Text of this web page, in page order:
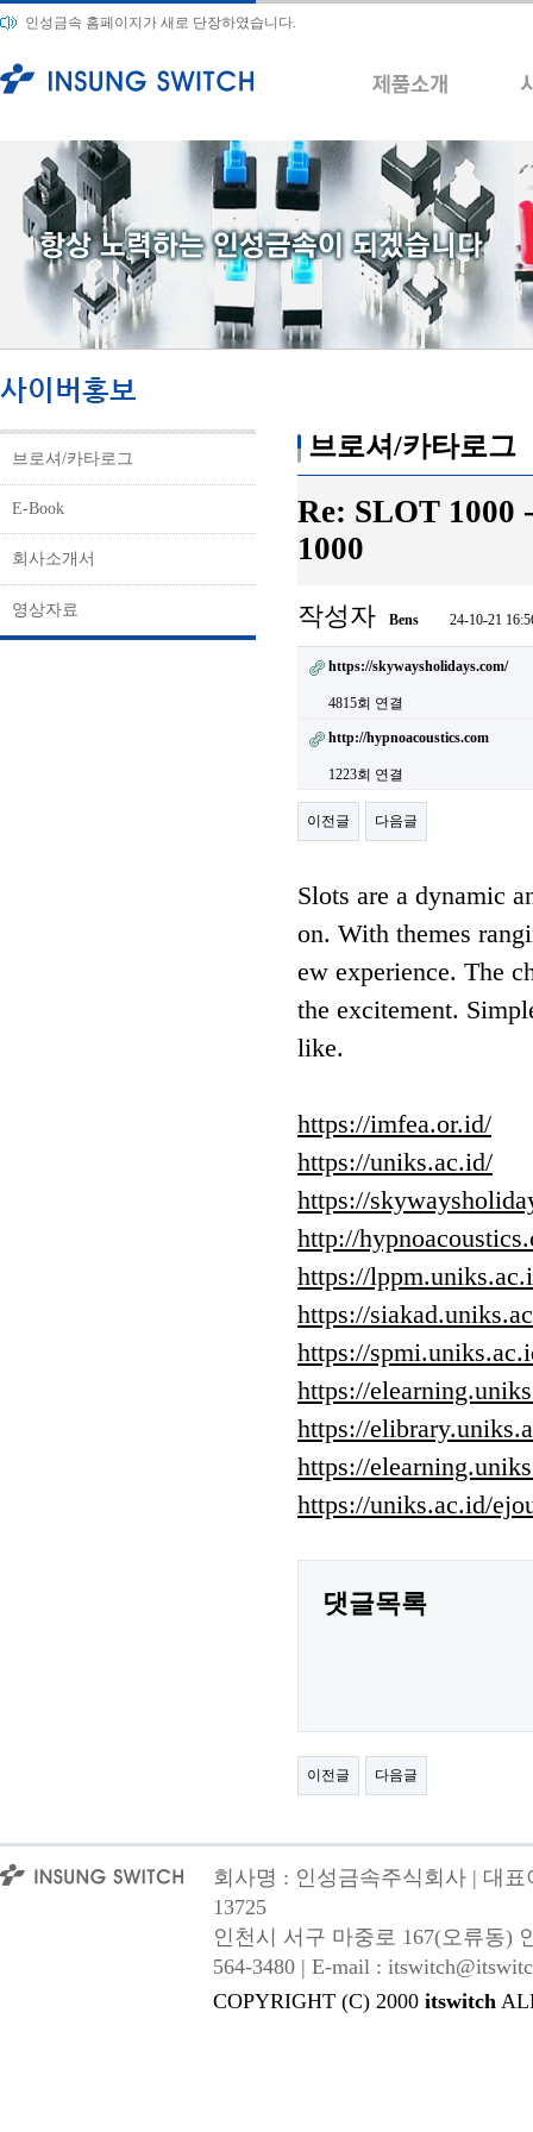
인성금속 홈페이지가 새로 단장하였습니다.
브로셔/카타로그
E-Book
회사소개서
영상자료
브로셔/카타로그
Re: SLOT 1000
1000
작성자 Bens 24-10-21
https://skywaysholidays.com/
4815회 연결
http://hypnoacoustics.com
1223회 연결
이전글 다음글
Slots are a dynamic
on. With themes
ew experience. The
the excitement.
like.
https://imfea.or.id/
https://uniks.ac.id/
https://
http://
https://
https://
https://
https://
https://
https://
https://uniks.ac.id/
댓글목록
이전글 다음글
회사명 : 인성금속주식회사 | 대
13725
인천시 서구 마중로 167(오류동)
564-3480 | E-mail :
COPYRIGHT (C) 2000 itswitch